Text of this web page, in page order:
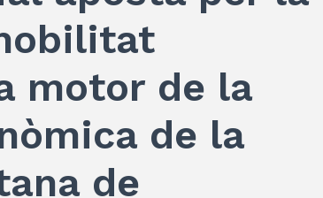
motor de la
de la
de